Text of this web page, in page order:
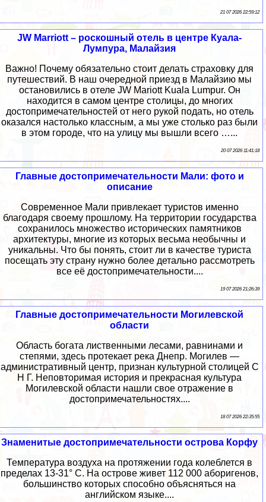
21 07 2026 22:59:12
JW Marriott – роскошный отель в центре Куала-
Лумпура, Малайзия
Важно! Почему обязательно стоит делать страховку для
путешествий. В наш очередной приезд в Малайзию мы
остановились в отеле JW Mariott Kuala Lumpur. Он
находится в самом центре столицы, до многих
достопримечательностей от него рукой подать, но отель
оказался настолько классным, а мы уже столько раз были
в этом городе, что на улицу мы вышли всего …...
20 07 2026 11:41:18
Главные достопримечательности Мали: фото и
описание
Современное Мали привлекает туристов именно
благодаря своему прошлому. На территории государства
сохранилось множество исторических памятников
архитектуры, многие из которых весьма необычны и
уникальны. Что бы понять, стоит ли в качестве туриста
посещать эту страну нужно более детально рассмотреть
все её достопримечательности....
19 07 2026 21:26:39
Главные достопримечательности Могилевской
области
Область богата лиственными лесами, равнинами и
степями, здесь протекает река Днепр. Могилев —
административный центр, признан культурной столицей С
Н Г. Неповторимая история и прекрасная культура
Могилевской области нашли свое отражение в
достопримечательностях....
18 07 2026 22:35:55
Знаменитые достопримечательности острова Корфу
Температура воздуха на протяжении года колеблется в
пределах 13-31° С. На острове живет 112 000 аборигенов,
большинство которых способно объясняться на
английском языке....